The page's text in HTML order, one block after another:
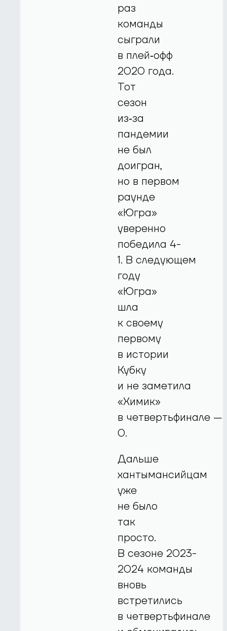
раз
команды
сыграли
в плей‑офф
2020 года.
Тот
сезон
из‑за
пандемии
не был
доигран,
но в первом
раунде
«Югра»
уверенно
победила 4-
1. В следующем
году
«Югра»
шла
к своему
первому
в истории
Кубку
и не заметила
«Химик»
в четвертьфинале —
0.
Дальше
хантымансийцам
уже
не было
так
просто.
В сезоне 2023-
2024 команды
вновь
встретились
в четвертьфинале